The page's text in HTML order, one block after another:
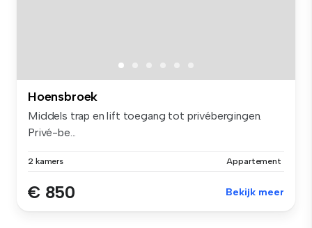
Hoensbroek
Middels trap en lift toegang tot privébergingen.
Privé-be...
2 kamers Appartement
€ 850 Bekijk meer